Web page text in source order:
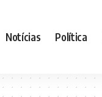
Notícias Política